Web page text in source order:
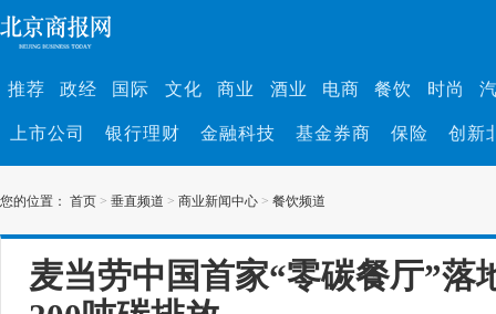
推荐 政经 国际 文化 商业 酒业 电商 餐饮 时尚
上市公司 银行理财 金融科技 基金券商 保险 创新
您的位置： 首页 > 垂直频道 > 商业新闻中心 > 餐饮频道
麦当劳中国首家“零碳餐厅”落